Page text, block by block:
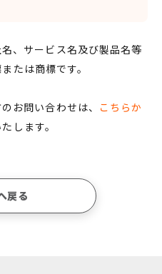
、サービス名及び製品名等
たは商標です。
お問い合わせは、 こちらか
します。
戻る